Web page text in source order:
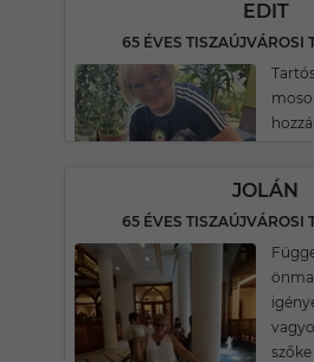
EDIT
65 ÉVES TISZAÚJVÁROSI
JOLÁN
65 ÉVES TISZAÚJVÁROSI